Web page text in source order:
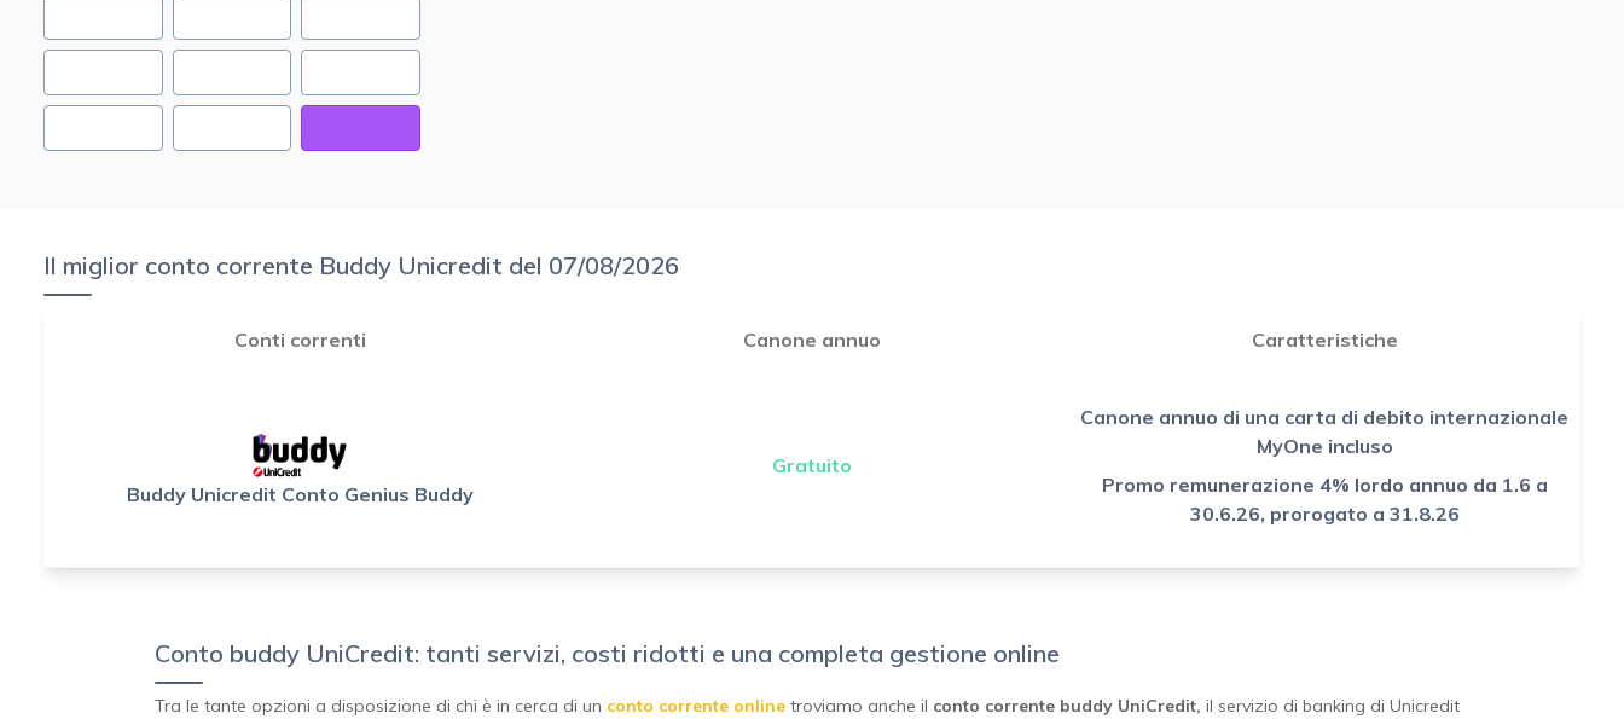
Il miglior conto corrente Buddy Unicredit del 07/08/2026
Conti correnti Canone annuo Caratteristiche
Buddy Unicredit Conto Genius Buddy
Gratuito
Canone annuo di una carta di debito internazionale
MyOne incluso
Promo remunerazione 4% lordo annuo da 1.6 a
30.6.26, prorogato a 31.8.26
Conto buddy UniCredit: tanti servizi, costi ridotti e una completa gestione online
Tra le tante opzioni a disposizione di chi è in cerca di un conto corrente online troviamo anche il conto corrente buddy UniCredit, il servizio di banking di Unicredit